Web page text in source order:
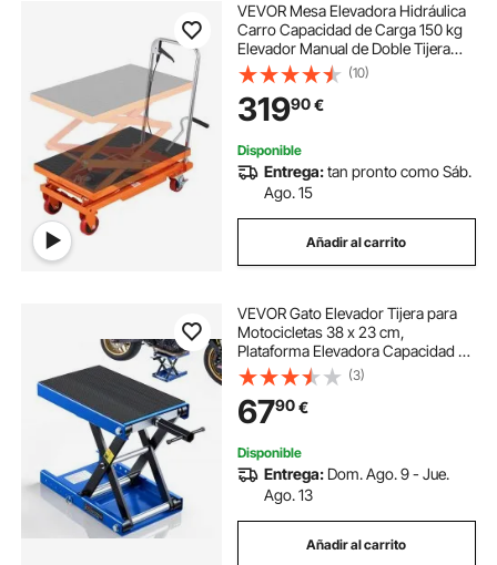
VEVOR Mesa Elevadora Hidráulica
Carro Capacidad de Carga 150 kg
Elevador Manual de Doble Tijera
Altura de Elevación 1270 mm 4
Ruedas Cojín Antideslizante para
Manipulación Transporte, Naranja
(10)
31990€
Disponible
Entrega:tan pronto como Sáb.
Ago. 15
Añadir al carrito
VEVOR Gato Elevador Tijera para
Motocicletas 38 x 23 cm,
Plataforma Elevadora Capacidad de
499 kg, Caballete para Moto
Elevación de 95 a 340 mm para
Talleres, Garajes Mecánicos, Azul y
Negro
(3)
6790€
Disponible
Entrega: Dom. Ago. 9 - Jue.
Ago. 13
Añadir al carrito